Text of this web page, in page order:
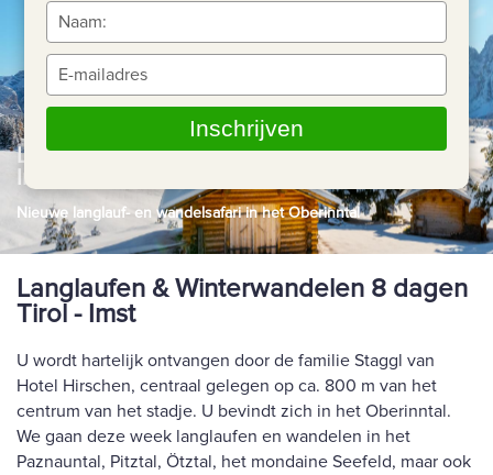
Typ
je
naam
Typ
je
e-
Inschrijven
Langlaufen & winterwandelen 8 dagen Tirol -
Imst
Nieuwe langlauf- en wandelsafari in het Oberinntal
Langlaufen & Winterwandelen 8 dagen
Tirol - Imst
U wordt hartelijk ontvangen door de familie Staggl van
Hotel Hirschen, centraal gelegen op ca. 800 m van het
centrum van het stadje. U bevindt zich in het Oberinntal.
We gaan deze week langlaufen en wandelen in het
Paznauntal, Pitztal, Ötztal, het mondaine Seefeld, maar ook